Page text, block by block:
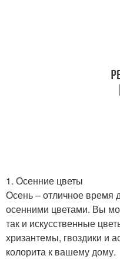
Осенние ингредиенты
1. Осенние цветы
Осень – отличное время
осенними цветами. Вы
так и искусственные
хризантемы, гвоздики и
колорита к вашему дому.